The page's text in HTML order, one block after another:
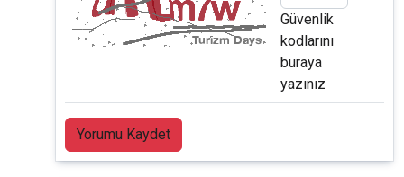
Güvenlik
kodlarını
buraya
yazınız
Yorumu Kaydet